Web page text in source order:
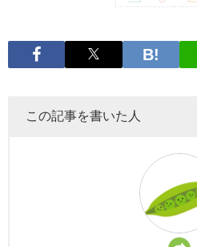
この記事を書いた人